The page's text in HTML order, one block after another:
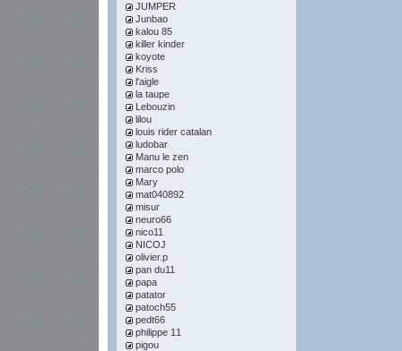
JUMPER
Junbao
kalou 85
killer kinder
koyote
Kriss
l'aigle
la taupe
Lebouzin
lilou
louis rider catalan
ludobar
Manu le zen
marco polo
Mary
mat040892
misur
neuro66
nico11
NICOJ
olivier.p
pan du11
papa
patator
patoch55
pedt66
philippe 11
pigou